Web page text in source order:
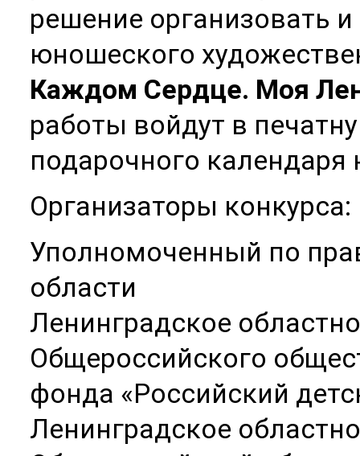
решение организовать
юношеского
Каждом Сердце. Моя
работы войдут в
подарочного календаря
Организаторы конкурса:
Уполномоченный по
области
Ленинградское
Общероссийского
фонда «Российский
Ленинградское